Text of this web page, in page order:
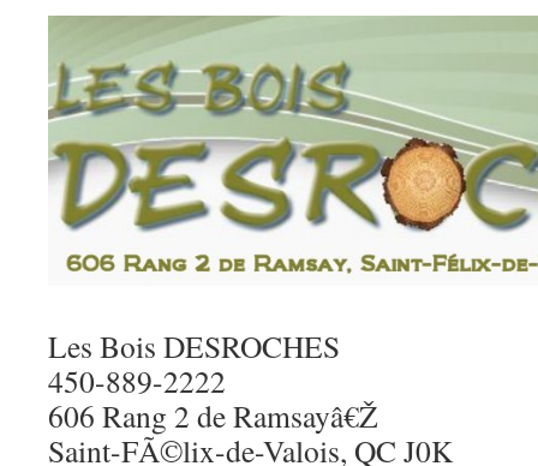
Les Bois DESROCHES
450-889-2222
606 Rang 2 de Ramsayâ€Ž
Saint-FÃ©lix-de-Valois, QC J0K